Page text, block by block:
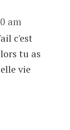
am
c'est
tu as
vie